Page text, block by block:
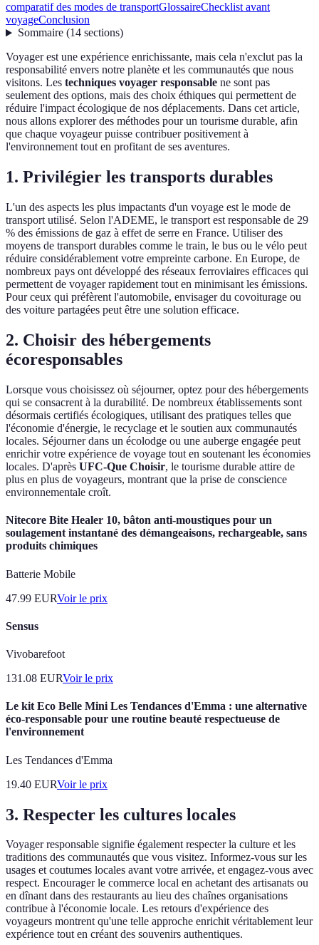
comparatif des modes de transportGlossaireChecklist avant
voyageConclusion
Sommaire(14 sections)
Voyager est une expérience enrichissante, mais cela n'exclut pas la
responsabilité envers notre planète et les communautés que nous
visitons. Les techniques voyager responsable ne sont pas
seulement des options, mais des choix éthiques qui permettent de
réduire l'impact écologique de nos déplacements. Dans cet article,
nous allons explorer des méthodes pour un tourisme durable, afin
que chaque voyageur puisse contribuer positivement à
l'environnement tout en profitant de ses aventures.
1. Privilégier les transports durables
L'un des aspects les plus impactants d'un voyage est le mode de
transport utilisé. Selon l'ADEME, le transport est responsable de 29
% des émissions de gaz à effet de serre en France. Utiliser des
moyens de transport durables comme le train, le bus ou le vélo peut
réduire considérablement votre empreinte carbone. En Europe, de
nombreux pays ont développé des réseaux ferroviaires efficaces qui
permettent de voyager rapidement tout en minimisant les émissions.
Pour ceux qui préfèrent l'automobile, envisager du covoiturage ou
des voiture partagées peut être une solution efficace.
2. Choisir des hébergements
écoresponsables
Lorsque vous choisissez où séjourner, optez pour des hébergements
qui se consacrent à la durabilité. De nombreux établissements sont
désormais certifiés écologiques, utilisant des pratiques telles que
l'économie d'énergie, le recyclage et le soutien aux communautés
locales. Séjourner dans un écolodge ou une auberge engagée peut
enrichir votre expérience de voyage tout en soutenant les économies
locales. D'après UFC-Que Choisir, le tourisme durable attire de
plus en plus de voyageurs, montrant que la prise de conscience
environnementale croît.
Nitecore Bite Healer 10, bâton anti-moustiques pour un
soulagement instantané des démangeaisons, rechargeable, sans
produits chimiques
Batterie Mobile
47.99 EURVoir le prix
Sensus
Vivobarefoot
131.08 EURVoir le prix
Le kit Eco Belle Mini Les Tendances d'Emma : une alternative
éco-responsable pour une routine beauté respectueuse de
l'environnement
Les Tendances d'Emma
19.40 EURVoir le prix
3. Respecter les cultures locales
Voyager responsable signifie également respecter la culture et les
traditions des communautés que vous visitez. Informez-vous sur les
usages et coutumes locales avant votre arrivée, et engagez-vous avec
respect. Encourager le commerce local en achetant des artisanats ou
en dînant dans des restaurants au lieu des chaînes organisations
contribue à l'économie locale. Les retours d'expérience des
voyageurs montrent qu'une telle approche enrichit véritablement leur
expérience tout en créant des souvenirs authentiques.